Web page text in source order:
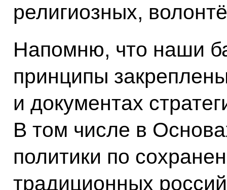
религиозных,
Напомню, что наши
принципы
и документах
В том числе в
политики по
традиционных